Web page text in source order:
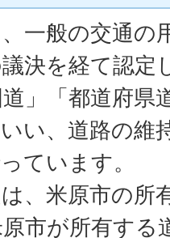
一般の交通の
決を経て認定
」「都道府県
い、道路の維
ています。
、米原市の所
市が所有する